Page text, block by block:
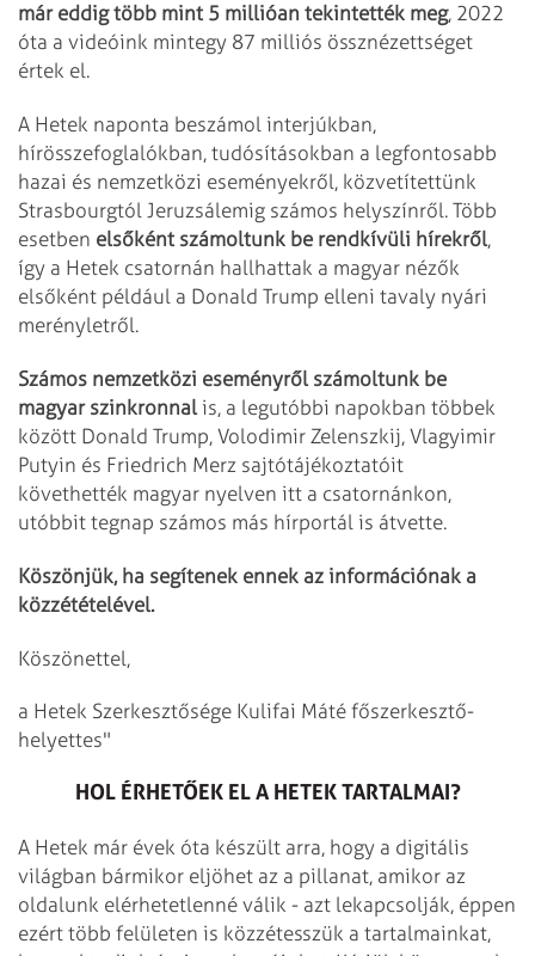
már eddig több mint 5 millióan tekintették meg, 2022
óta a videóink mintegy 87 milliós össznézettséget
értek el.
A Hetek naponta beszámol interjúkban,
hírösszefoglalókban, tudósításokban a legfontosabb
hazai és nemzetközi eseményekről, közvetítettünk
Strasbourgtól Jeruzsálemig számos helyszínről. Több
esetben elsőként számoltunk be rendkívüli hírekről,
így a Hetek csatornán hallhattak a magyar nézők
elsőként például a Donald Trump elleni tavaly nyári
merényletről.
Számos nemzetközi eseményről számoltunk be
magyar szinkronnal is, a legutóbbi napokban többek
között Donald Trump, Volodimir Zelenszkij, Vlagyimir
Putyin és Friedrich Merz sajtótájékoztatóit
követhették magyar nyelven itt a csatornánkon,
utóbbit tegnap számos más hírportál is átvette.
Köszönjük, ha segítenek ennek az információnak a
közzétételével.
Köszönettel,
a Hetek Szerkesztősége Kulifai Máté főszerkesztő-
helyettes"
HOL ÉRHETŐEK EL A HETEK TARTALMAI?
A Hetek már évek óta készült arra, hogy a digitális
világban bármikor eljöhet az a pillanat, amikor az
oldalunk elérhetetlenné válik - azt lekapcsolják, éppen
ezért több felületen is közzétesszük a tartalmainkat,